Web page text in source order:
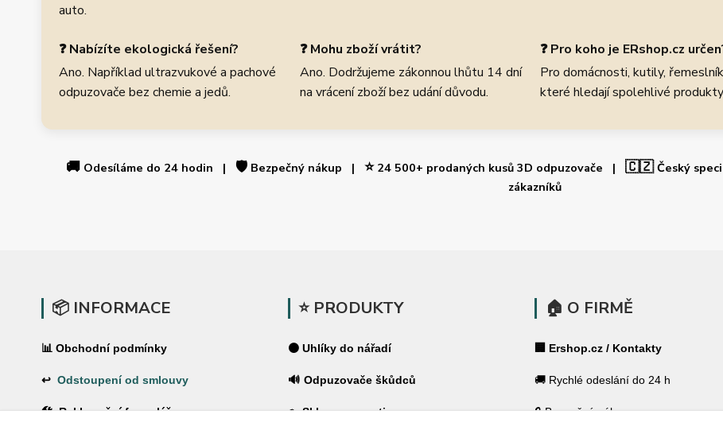
auto.
❓ Nabízíte ekologická řešení?
Ano. Například ultrazvukové a pachové
odpuzovače bez chemie a jedů.
❓ Mohu zboží vrátit?
Ano. Dodržujeme zákonnou lhůtu 14 dní
na vrácení zboží bez udání důvodu.
❓ Pro koho je ERshop.cz
Pro domácnosti, kutily,
které hledají spolehlivé
🚚 Odesíláme do 24 hodin | 🛡️ Bezpečný nákup | ⭐24 500+ prodaných kusů 3D odpuzovače | 🇨🇿Český
zákazníků
📦 INFORMACE
📊 Obchodní podmínky
↩ Odstoupení od smlouvy
🛠 Reklamační formulář
⭐ PRODUKTY
⚫ Uhlíky do nářadí
🔊 Odpuzovače škůdců
🪤 Sklopce a pasti
🏠 O FIRMĚ
🏢 Ershop.cz / Kontakty
🚚 Rychlé odeslání do 24 h
🔒 Bezpečný nákup